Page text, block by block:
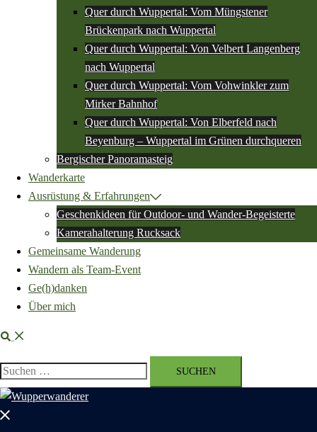
Quer durch Wuppertal: Vom Müngstener
Brückenpark nach Wuppertal
Quer durch Wuppertal: Von Velbert Langenberg
nach Wuppertal
Quer durch Wuppertal: Vom Vohwinkler zum
Mirker Bahnhof
Quer durch Wuppertal: Von Elberfeld nach
Beyenburg – Wuppertal im Grünen durchqueren
Bergischer Panoramasteig
Wanderkarte
Ausrüstung & Erfahrungen
Geschenkideen für Outdoor- und Wander-Begeisterte
Kamerahalterung Rucksack
Gemeinsame Wanderung
Wandern als Team-Event
Ge(h)danken
Über mich
Suche
Suchen
nach:
Menü